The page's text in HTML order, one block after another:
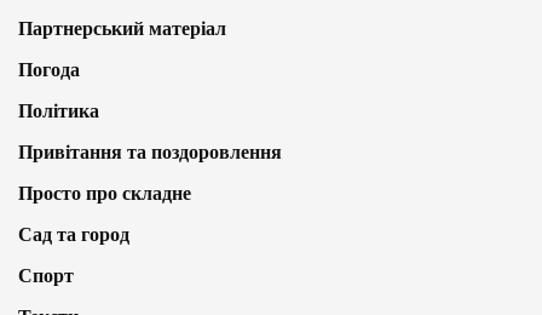
Партнерський матеріал
Погода
Політика
Привітання та поздоровлення
Просто про складне
Сад та город
Спорт